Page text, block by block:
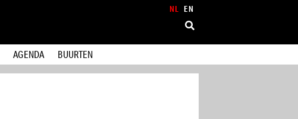
NL EN
AGENDA BUURTEN